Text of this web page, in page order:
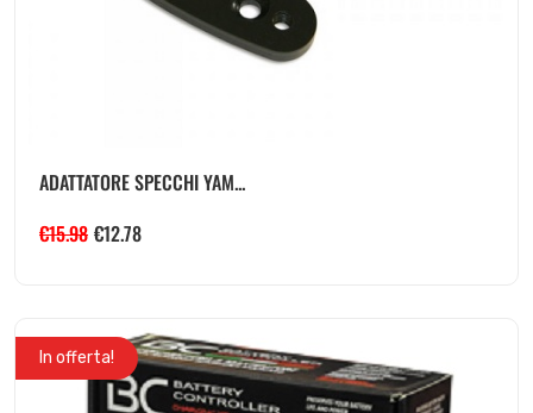
ADATTATORE SPECCHI YAM...
€15.98 €12.78
In offerta!